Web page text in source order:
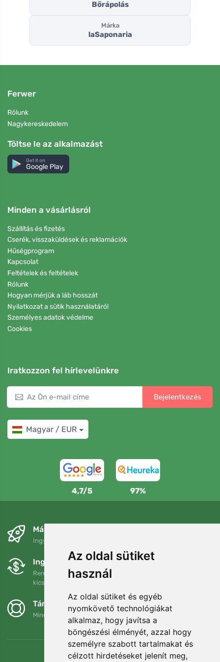
Az oldal sütiket
használ
Az oldal sütiket és egyéb
nyomkövető technológiákat
alkalmaz, hogy javítsa a
böngészési élményét, azzal hogy
személyre szabott tartalmakat és
célzott hirdetéseket jelenít meg,
Bőrápolás
Márka
laSaponaria
Ferwer
Rólunk
Nagykereskedelem
Töltse le az alkalmazást
Get it on
Google Play
Minden a vásárlásról
Szállítás és fizetés
Cserék, visszaküldések és reklamációk
Hűségprogram
Kapcsolat
Feltételek és feltételek
Rólunk
Hogyan mérjük a láb hosszát
Nyilatkozat a sütik használatáról
Személyes adatok védelme
Cookies
Iratkozzon fel hírlevelünkre
Bejelentkezés
Magyar / EUR
4,7/5 97%
Másnapra és ingyenesen
Ingyenes szállítás a következő összeg felett: 80 EUR
Ingyenes csere és visszaküldés
Rendelését 90 napon belül bármikor visszaküldheti vagy
kicserélheti.
Támogatjuk a Trees.org-ot
Minden megrendelésért ültetünk egy fát! Bővebben